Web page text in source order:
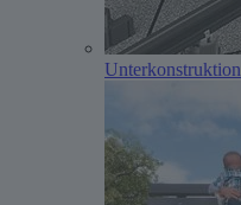
Unterkonstruktion